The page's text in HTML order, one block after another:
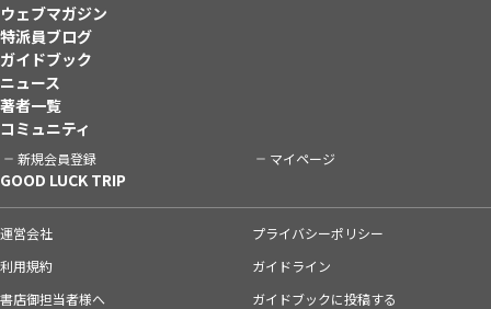
ウェブマガジン
特派員ブログ
ガイドブック
ニュース
著者一覧
コミュニティ
新規会員登録 マイページ
GOOD LUCK TRIP
運営会社
プライバシーポリシー
利用規約
ガイドライン
書店御担当者様へ
ガイドブックに投稿する